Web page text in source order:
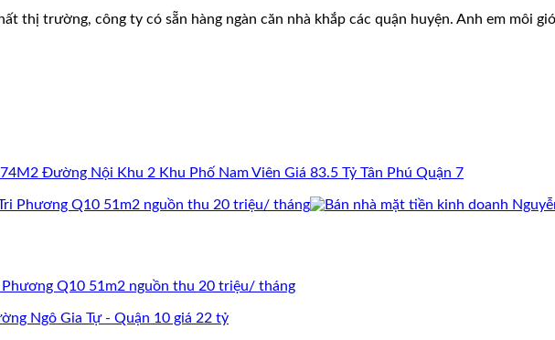
thị trường, công ty có sẵn hàng ngàn căn nhà khắp các quận huyện. Anh em môi
Đường Nội Khu 2 Khu Phố Nam Viên Giá 83.5 Tỷ Tân Phú Quận 7
Q10 51m2 nguồn thu 20 triệu/ tháng